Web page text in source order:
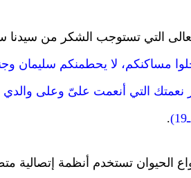
التي تستوجب الشكر من سيدنا
مساكنكم، لا يحطمنكم
التي أنعمت علىّ وعلى
.
الحيوان تستخدم أنظمة إتصالية